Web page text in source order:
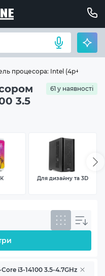
процесора: Intel (4p+0e)-Core
3.5
61 у наявності
Для дизайну та 3D
i3-14100 3.5-4.7GHz